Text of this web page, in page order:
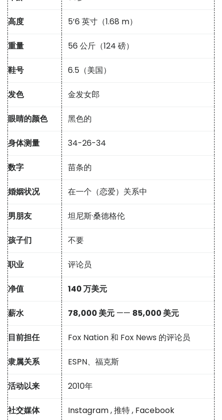
高度 5’6 英寸（1.68 m）
重量 56 公斤（124 磅）
鞋号 6.5（美国）
发色 金发女郎
眼睛的颜色 黑色的
身体测量 34-26-34
数字 苗条的
婚姻状况 在一个（恋爱）关系中
男朋友 坦尼斯·桑德格伦
孩子们 不要
职业 评论员
净值 140 万美元
薪水 78,000 美元 —— 85,000 美元
目前担任 Fox Nation 和 Fox News 的评论员
隶属关系 ESPN、福克斯
活动以来 2010年
社交媒体 Instagram,推特, Facebook